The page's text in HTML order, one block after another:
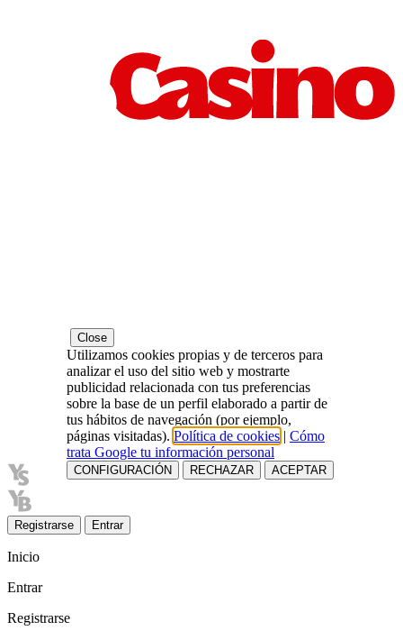
Registrarse Entrar
Inicio
Entrar
Registrarse
Close
Utilizamos cookies propias y de terceros para
analizar el uso del sitio web y mostrarte
publicidad relacionada con tus preferencias
sobre la base de un perfil elaborado a partir de
tus hábitos de navegación (por ejemplo,
páginas visitadas). Política de cookies | Cómo
trata Google tu información personal
CONFIGURACIÓN RECHAZAR ACEPTAR